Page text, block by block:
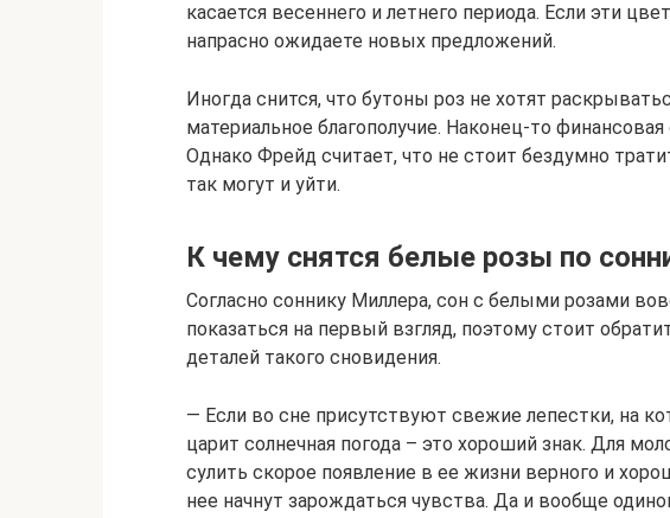
касается весеннего и летнего периода. Если эти
напрасно ожидаете новых предложений.
Иногда снится, что бутоны роз не хотят
материальное благополучие. Наконец-то
Однако Фрейд считает, что не стоит бездумно
так могут и уйти.
К чему снятся белые розы по
Согласно соннику Миллера, сон с белыми розами
показаться на первый взгляд, поэтому стоит
деталей такого сновидения.
— Если во сне присутствуют свежие лепестки, на
царит солнечная погода – это хороший знак. Для
сулить скорое появление в ее жизни верного и
нее начнут зарождаться чувства. Да и вообще